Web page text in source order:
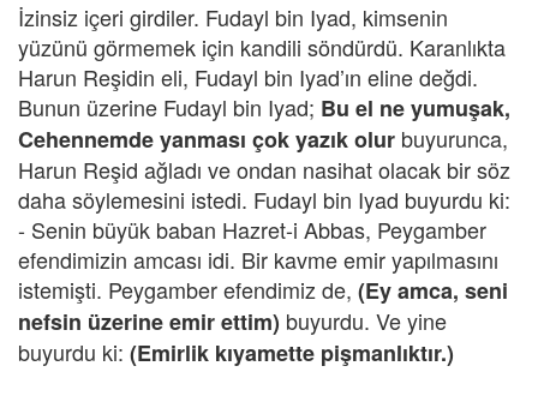
İzinsiz içeri girdiler. Fudayl bin Iyad, kimsenin
yüzünü görmemek için kandili söndürdü. Karanlıkta
Harun Reşidin eli, Fudayl bin Iyad’ın eline değdi.
Bunun üzerine Fudayl bin Iyad; Bu el ne yumuşak,
Cehennemde yanması çok yazık olur buyurunca,
Harun Reşid ağladı ve ondan nasihat olacak bir söz
daha söylemesini istedi. Fudayl bin Iyad buyurdu ki:
- Senin büyük baban Hazret-i Abbas, Peygamber
efendimizin amcası idi. Bir kavme emir yapılmasını
istemişti. Peygamber efendimiz de, (Ey amca, seni
nefsin üzerine emir ettim) buyurdu. Ve yine
buyurdu ki: (Emirlik kıyamette pişmanlıktır.)